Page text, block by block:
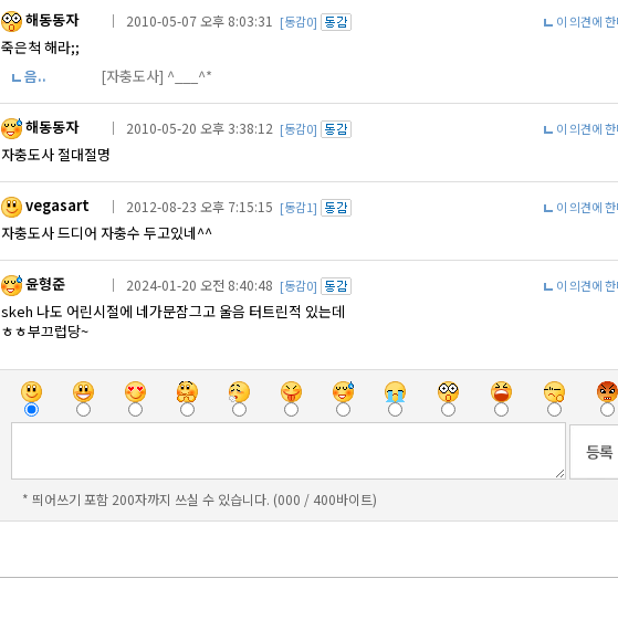
해동동자 ｜ 2010-05-07 오후 8:03:31 [동감0] 이 의견에
죽은척 해라;;
음..
[자충도사] ^___^*
해동동자 ｜ 2010-05-20 오후 3:38:12 [동감0] 이 의견에
자충도사 절대절명
vegasart ｜ 2012-08-23 오후 7:15:15 [동감1] 이 의견에
자충도사 드디어 자충수 두고있네^^
윤형준 ｜ 2024-01-20 오전 8:40:48 [동감0] 이 의견에
skeh 나도 어린시절에 네가문잠그고 울음 터트린적 있는데
ㅎㅎ부끄럽당~
* 띄어쓰기 포함 200자까지 쓰실 수 있습니다. (000 / 400바이트)